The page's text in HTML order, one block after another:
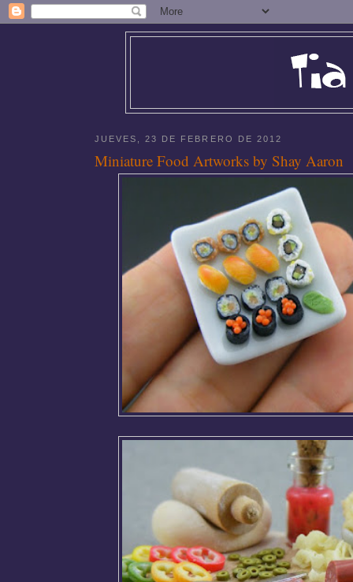
JUEVES, 23 DE FEBRERO DE 2012
Miniature Food Artworks by Shay Aaron